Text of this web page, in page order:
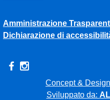
Amministrazione
Dichiarazione di
Concept &
Sviluppato da: